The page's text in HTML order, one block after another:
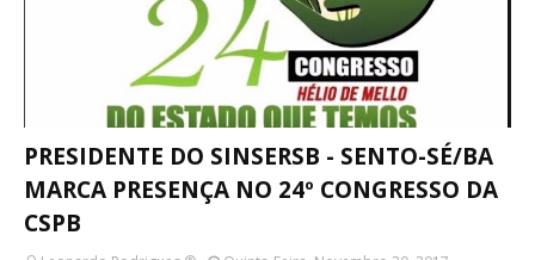
PRESIDENTE DO SINSERSB - SENTO-SÉ/BA
MARCA PRESENÇA NO 24º CONGRESSO DA
CSPB